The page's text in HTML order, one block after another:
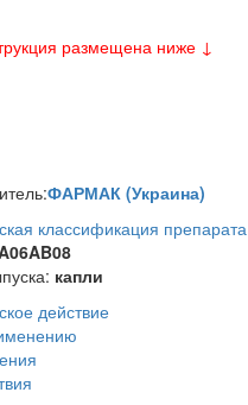
размещена ниже ↓
ФАРМАК (Украина)
классификация препарата
капли
действие